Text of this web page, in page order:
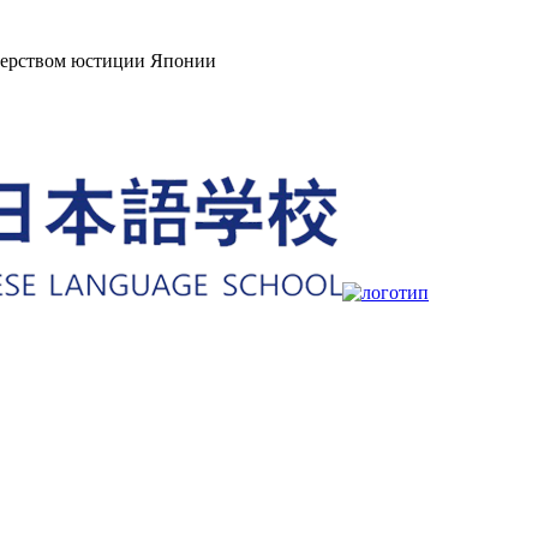
юстиции Японии